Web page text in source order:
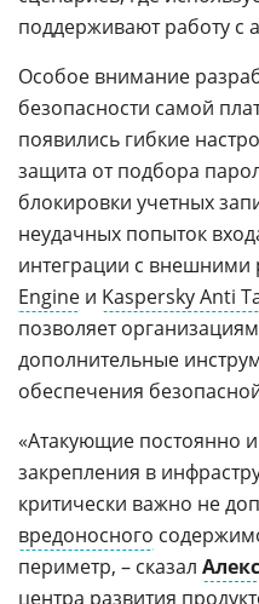
поддерживают работу с
Особое внимание
безопасности самой
появились гибкие
защита от подбора
блокировки учетных
неудачных попыток
интеграции с
Engine и Kaspersky Anti
позволяет
дополнительные
обеспечения
«Атакующие постоянно
закрепления в
критически важно не
вредоносного
периметр, – сказал
центра развития